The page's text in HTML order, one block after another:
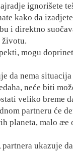
ignorišete
kako da
i direktno
životu.
mogu
da nema
neće biti
veliko breme
partneru će
planeta, malo æe
ukazuje